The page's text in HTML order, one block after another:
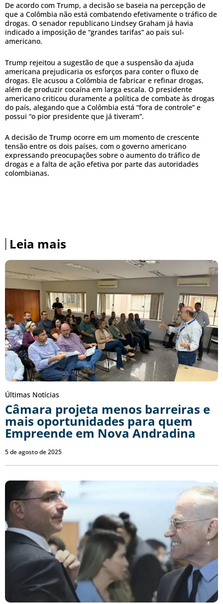
De acordo com Trump, a decisão se baseia na percepção de
que a Colômbia não está combatendo efetivamente o tráfico de
drogas. O senador republicano Lindsey Graham já havia
indicado a imposição de “grandes tarifas” ao país sul-
americano.
Trump rejeitou a sugestão de que a suspensão da ajuda
americana prejudicaria os esforços para conter o fluxo de
drogas. Ele acusou a Colômbia de fabricar e refinar drogas,
além de produzir cocaína em larga escala. O presidente
americano criticou duramente a política de combate às drogas
do país, alegando que a Colômbia está “fora de controle” e
possui “o pior presidente que já tiveram”.
A decisão de Trump ocorre em um momento de crescente
tensão entre os dois países, com o governo americano
expressando preocupações sobre o aumento do tráfico de
drogas e a falta de ação efetiva por parte das autoridades
colombianas.
Leia mais
Últimas Notícias
Câmara projeta menos barreiras e
mais oportunidades para quem
Empreende em Nova Andradina
5 de agosto de 2025